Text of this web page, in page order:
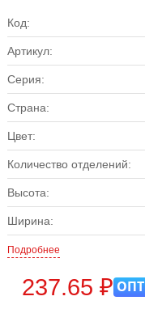
Код:
Артикул:
Серия:
Страна:
Цвет:
Количество отделений:
Высота:
Ширина:
Подробнее
237.65 ₽ ОПТ